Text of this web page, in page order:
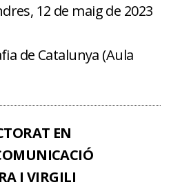
12 de maig de 2023
de Catalunya (Aula
EN
I VIRGILI